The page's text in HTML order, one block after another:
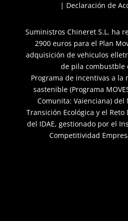
| Declaración de
Suministros Chineret S.L. ha
2900 euros para el Plan
adquisición de vehiculos
de pila combustble
Programa de incentivas a la
sastenible (Programa
Comunita: Vaienciana)
Transición Ecológica y el Reto
del IDAE, gestionado por el
Competitividad